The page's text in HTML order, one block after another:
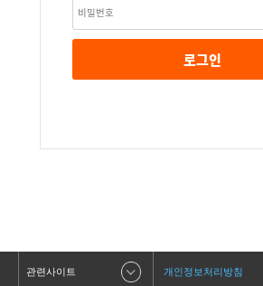
로그인
관련사이트 개인정보처리방침